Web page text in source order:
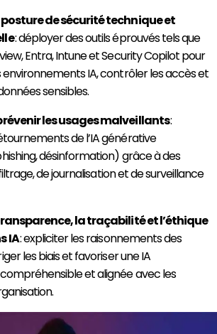
de sécurité technique et
: déployer des outils éprouvés tels que
Entra, Intune et Security Copilot pour
environnements IA, contrôler les accès et
sensibles.
les usages malveillants:
de l’IA générative
désinformation) grâce à des
de journalisation et de surveillance
la traçabilité et l’éthique
IA: expliciter les raisonnements des
les biais et favoriser une IA
et alignée avec les